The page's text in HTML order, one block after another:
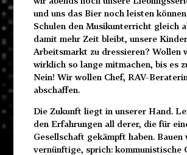
und uns das Bier noch leisten
Schulen den Musikunterricht gleich
damit mehr Zeit bleibt, unsere
Arbeitsmarkt zu dressieren? Wollen
wirklich so lange mitmachen, bis es
Nein! Wir wollen Chef, RAV-
abschaffen.
Die Zukunft liegt in unserer Hand.
den Erfahrungen all derer, die für
Gesellschaft gekämpft haben. Bauen
vernünftige, sprich: kommunistische